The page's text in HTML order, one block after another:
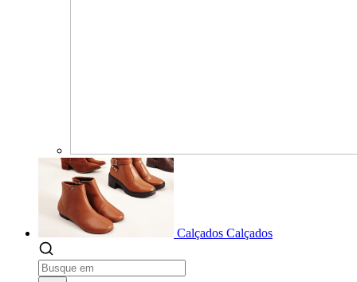
Calçados Calçados